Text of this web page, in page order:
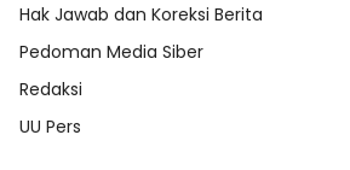
Hak Jawab dan Koreksi Berita
Pedoman Media Siber
Redaksi
UU Pers